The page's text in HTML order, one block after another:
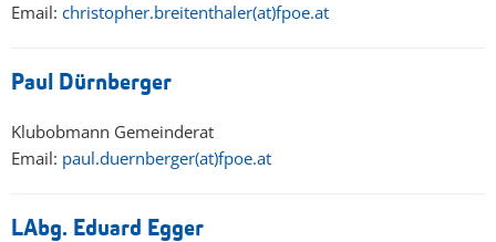
Email: christopher.breitenthaler(at)fpoe.at
Paul Dürnberger
Klubobmann Gemeinderat
Email: paul.duernberger(at)fpoe.at
LAbg. Eduard Egger